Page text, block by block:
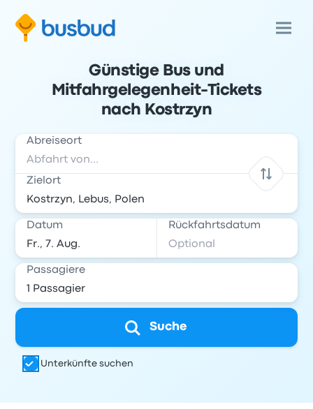
Günstige Bus und
Mitfahrgelegenheit-Tickets
nach Kostrzyn
Abreiseort
Zielort
Datum Rückfahrtsdatum
Passagiere
Suche
Unterkünfte suchen